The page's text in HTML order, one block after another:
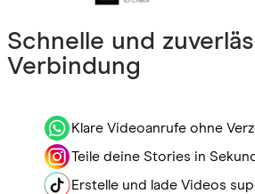
Schnelle und
Verbindung
Klare Videoanrufe ohne
Teile deine Stories in
Erstelle und lade Videos